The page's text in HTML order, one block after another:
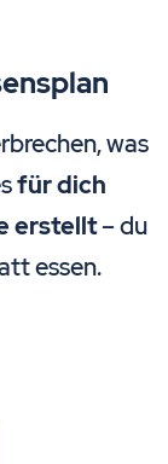
was
für dich
erstellt– du
essen.